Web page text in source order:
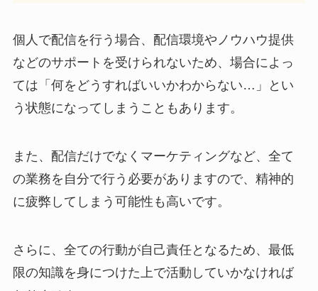
個人で配信を行う場合、配信環境やノウハウ提供
などのサポートを受けられないため、場合によっ
ては「何をどうすればいいかわからない…」とい
う状態になってしまうこともあります。
また、配信だけでなくマーケティングなど、全て
の業務を自分で行う必要がありますので、精神的
に疲弊してしまう可能性も高いです。
さらに、全ての行動が自己責任となるため、最低
限の知識を身につけた上で活動していかなければ